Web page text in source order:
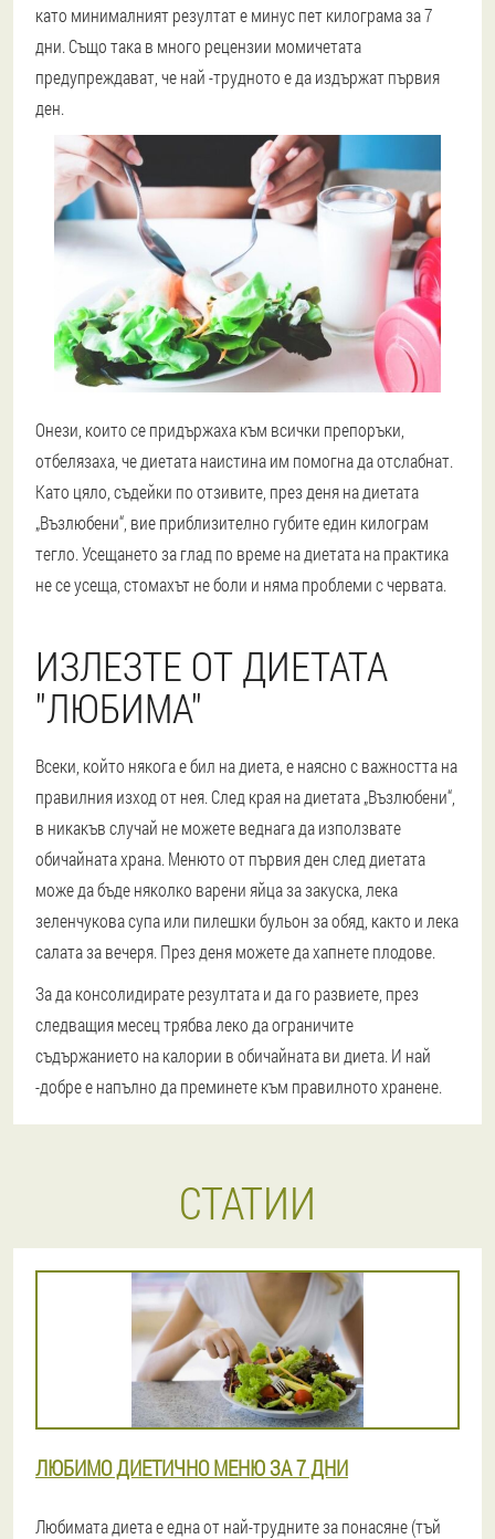
като минималният резултат е минус пет килограма за 7
дни. Също така в много рецензии момичетата
предупреждават, че най -трудното е да издържат първия
ден.
Онези, които се придържаха към всички препоръки,
отбелязаха, че диетата наистина им помогна да отслабнат.
Като цяло, съдейки по отзивите, през деня на диетата
„Възлюбени“, вие приблизително губите един килограм
тегло. Усещането за глад по време на диетата на практика
не се усеща, стомахът не боли и няма проблеми с червата.
ИЗЛЕЗТЕ ОТ ДИЕТАТА
"ЛЮБИМА"
Всеки, който някога е бил на диета, е наясно с важността на
правилния изход от нея. След края на диетата „Възлюбени“,
в никакъв случай не можете веднага да използвате
обичайната храна. Менюто от първия ден след диетата
може да бъде няколко варени яйца за закуска, лека
зеленчукова супа или пилешки бульон за обяд, както и лека
салата за вечеря. През деня можете да хапнете плодове.
За да консолидирате резултата и да го развиете, през
следващия месец трябва леко да ограничите
съдържанието на калории в обичайната ви диета. И най
-добре е напълно да преминете към правилното хранене.
СТАТИИ
ЛЮБИМО ДИЕТИЧНО МЕНЮ ЗА 7 ДНИ
Любимата диета е една от най-трудните за понасяне (тъй